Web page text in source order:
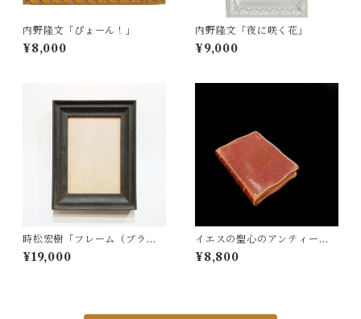
内野隆文「ぴょーん！」
¥8,000
内野隆文「夜に咲く花」
¥9,000
時松宏樹「フレーム（ブラッ
ク・A5サイズ）」
¥19,000
イエスの聖心のアンティーク
祈祷書
¥8,800